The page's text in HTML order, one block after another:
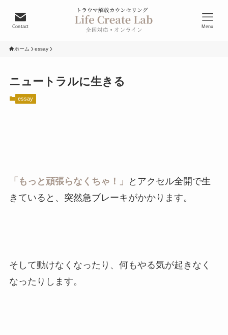
Contact Menu
ホーム essay
ニュートラルに生きる
essay
「もっと頑張らなくちゃ！」
とアクセル全開で生
きていると、突然急ブレーキがかかります。
そして動けなくなったり、何もやる気が起きなく
なったりします。